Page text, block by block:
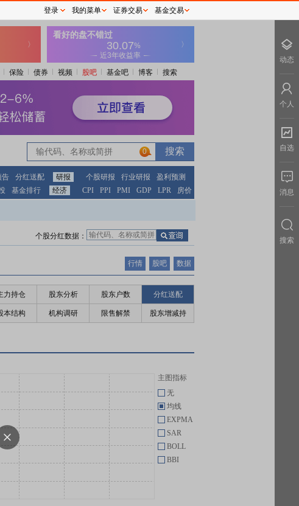
保险 债券 视频 股吧 基金吧 博客 搜索
0
告 分红送配 研报 个股研报 行业研报
盈利预测
基金排行 经济 CPI PPI PMI GDP LPR 房价
个股分红数据：
行情 股吧 数据
力持仓 股东分析 股东户数 分红送配
本结构 机构调研 限售解禁 股东增减持
主图指标
无
均线
EXPMA
SAR
BOLL
BBI
登录 我的菜单 证券交易 基金交易
动态
个人
自选
消息
搜索